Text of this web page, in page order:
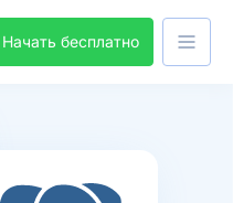
Начать бесплатно